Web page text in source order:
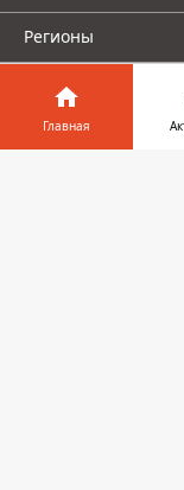
Регионы
Деньги
Шоу-биз
Главная